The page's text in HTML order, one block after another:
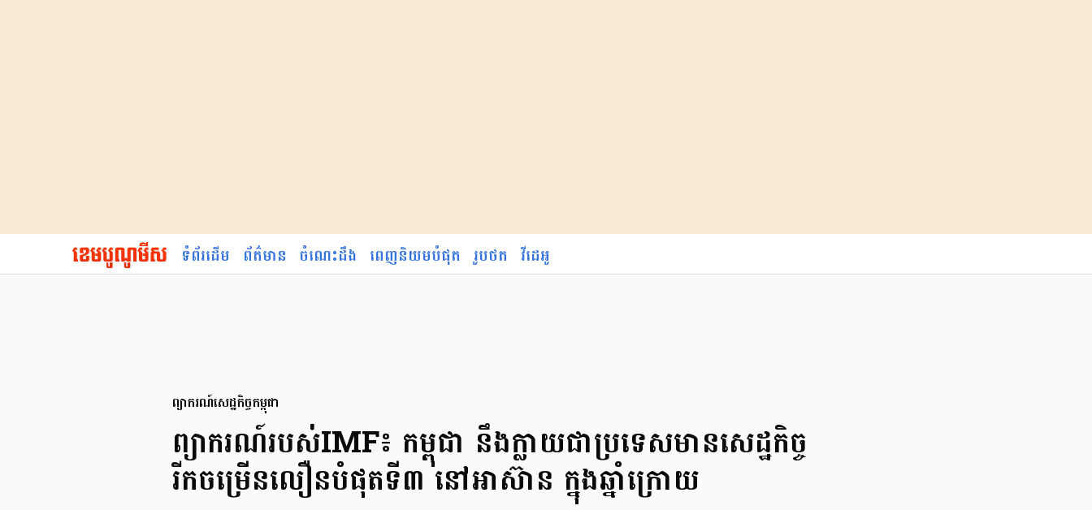
ទំព័រដើម ព័ត៌មាន ចំណេះដឹង ពេញនិយមបំផុត រូបថត វីដេអូ
ព្យាករណ៍សេដ្ឋកិច្ច​កម្ពុជា
ព្យាករណ៍របស់IMF៖ កម្ពុជា នឹងក្លាយជាប្រទេសមានសេដ្ឋកិច្ច
រីកចម្រើនលឿនបំផុតទី៣ នៅអាស៊ាន ក្នុង​ឆ្នាំក្រោយ